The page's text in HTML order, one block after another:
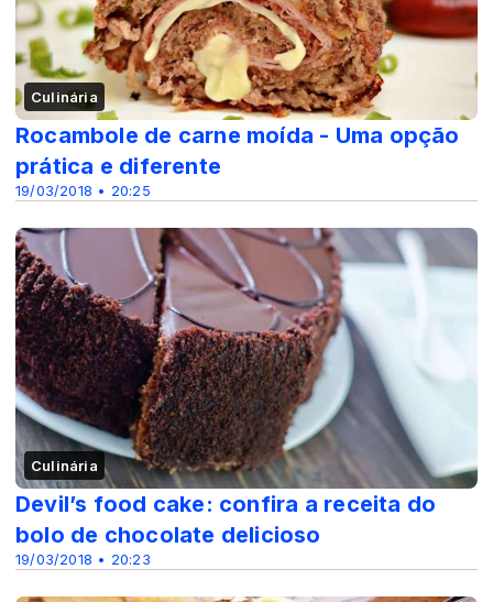
Culinária
19/03/2018 • 20:25
Rocambole de carne moída - Uma opção
prática e diferente
Culinária
19/03/2018 • 20:23
Devil’s food cake: confira a receita do
bolo de chocolate delicioso